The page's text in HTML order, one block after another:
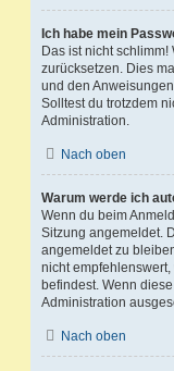
Ich habe mein
Das ist nicht
zurücksetzen. Dies
und den
Solltest du trotzdem
Administration.
Nach oben
Warum werde ich
Wenn du beim
Sitzung angemeldet.
angemeldet zu
nicht
befindest. Wenn
Administration
Nach oben